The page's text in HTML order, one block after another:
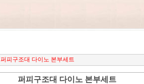
퍼피구조대 다이노 본부세트
퍼피구조대 다이노 본부세트